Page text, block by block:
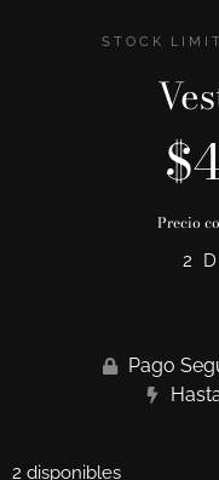
STOCK
$
Precio
2
Pago
2 disponibles